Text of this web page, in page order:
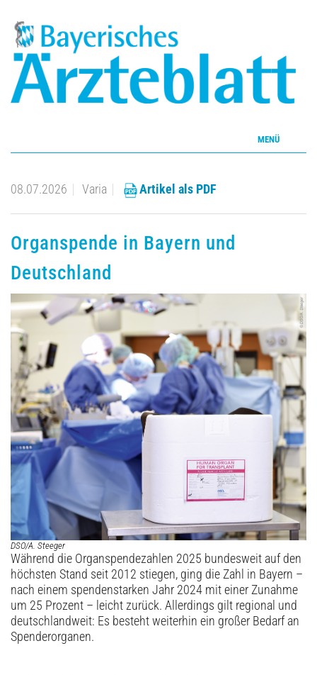
MENÜ
Aktuelles Heft
CME
Archiv
08.07.2026 Varia Artikel als PDF
Organspende in Bayern und
Deutschland
DSO/A. Steeger
Während die Organspendezahlen 2025 bundesweit auf den
höchsten Stand seit 2012 stiegen, ging die Zahl in Bayern –
nach einem spendenstarken Jahr 2024 mit einer Zunahme
um 25 Prozent – leicht zurück. Allerdings gilt regional und
deutschlandweit: Es besteht weiterhin ein großer Bedarf an
Spenderorganen.